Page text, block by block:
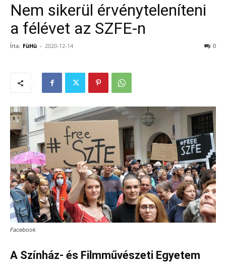
Nem sikerül érvényteleníteni
a félévet az SZFE-n
Írta: FüHü - 2020-12-14 0
Facebook
A Színház- és Filmművészeti Egyetem